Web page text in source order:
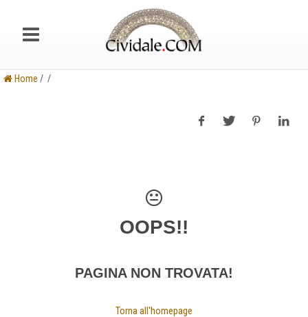
Home / /
OOPS!!
PAGINA NON TROVATA!
Torna all'homepage